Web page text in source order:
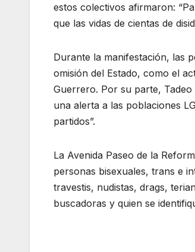
estos colectivos afirmaron:
que las vidas de cientas de
Durante la manifestación, las
omisión del Estado, como el
Guerrero. Por su parte, Tadeo
una alerta a las poblaciones
partidos”.
La Avenida Paseo de la
personas bisexuales, trans e
travestis, nudistas, drags,
buscadoras y quien se